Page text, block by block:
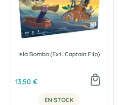
Isla Bomba (Ext. Captain Flip)
13,50 €
EN STOCK